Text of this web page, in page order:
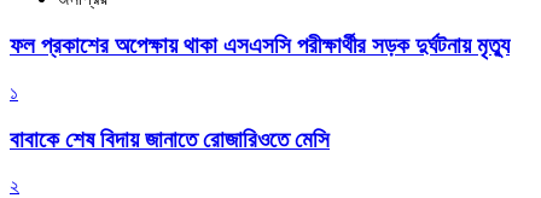
ফল প্রকাশের অপেক্ষায় থাকা এসএসসি পরীক্ষার্থীর সড়ক দুর্ঘটনায় মৃত্যু
১
বাবাকে শেষ বিদায় জানাতে রোজারিওতে মেসি
২